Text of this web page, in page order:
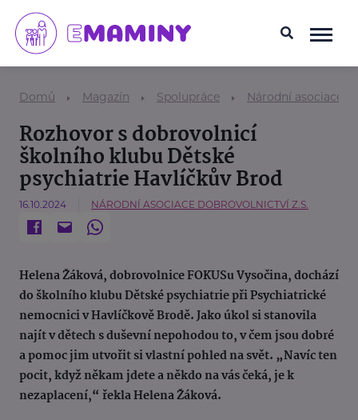
Domů Magazín Spolupráce Národní asociace
Rozhovor s dobrovolnicí
školního klubu Dětské
psychiatrie Havlíčkův Brod
16.10.2024 NÁRODNÍ ASOCIACE DOBROVOLNICTVÍ Z.S.
Helena Žáková, dobrovolnice FOKUSu Vysočina, dochází
do školního klubu Dětské psychiatrie při Psychiatrické
nemocnici v Havlíčkově Brodě. Jako úkol si stanovila
najít v dětech s duševní nepohodou to, v čem jsou dobré
a pomoc jim utvořit si vlastní pohled na svět. „Navíc ten
pocit, když někam jdete a někdo na vás čeká, je k
nezaplacení,“ řekla Helena Žáková.